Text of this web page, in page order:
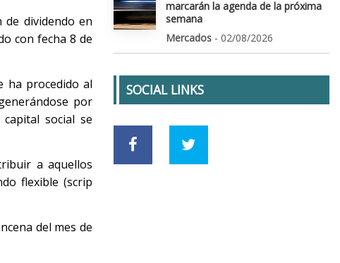
dividendo en
con fecha 8 de
ha procedido al
por
social se
a aquellos
flexible (scrip
del mes de
marcarán la agenda de la próxima
semana
Mercados - 02/08/2026
SOCIAL LINKS